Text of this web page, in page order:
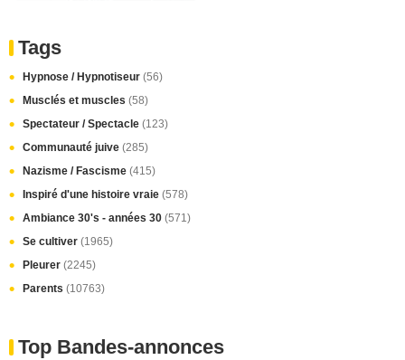
Tags
Hypnose / Hypnotiseur (56)
Musclés et muscles (58)
Spectateur / Spectacle (123)
Communauté juive (285)
Nazisme / Fascisme (415)
Inspiré d'une histoire vraie (578)
Ambiance 30's - années 30 (571)
Se cultiver (1965)
Pleurer (2245)
Parents (10763)
Top Bandes-annonces